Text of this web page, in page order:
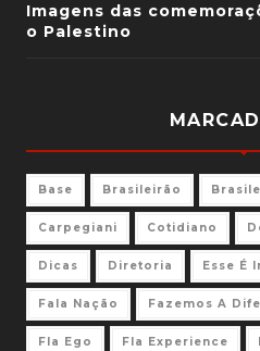
Imagens das
o Palestino
Base Brasileirão
Carpegiani Cotidiano
Dicas Diretoria Esse É
Fala Nação Fazemos A
Fla Ego Fla Experience